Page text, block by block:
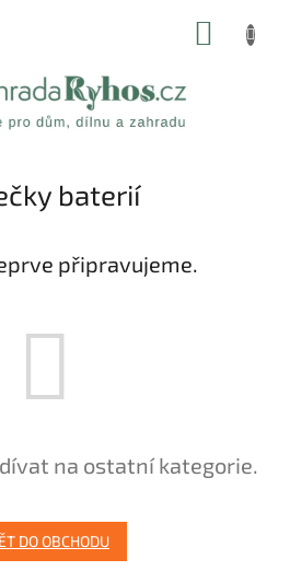
baterií
připravujeme.
na ostatní kategorie.
DO OBCHODU